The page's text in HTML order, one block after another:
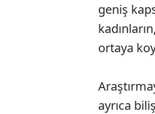
geniş
ortaya
ayrıca